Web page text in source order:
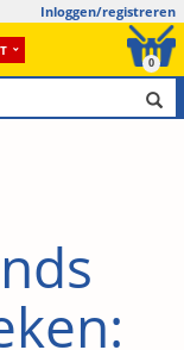
Inloggen/registreren
0